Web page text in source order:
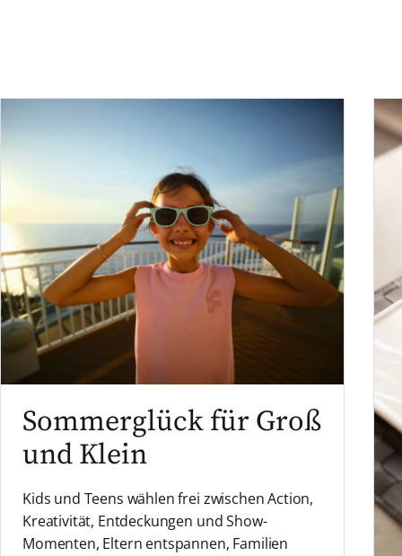
Sommerglück für Groß
und Klein
Kids und Teens wählen frei zwischen Action,
Kreativität, Entdeckungen und Show-
Momenten, Eltern entspannen, Familien